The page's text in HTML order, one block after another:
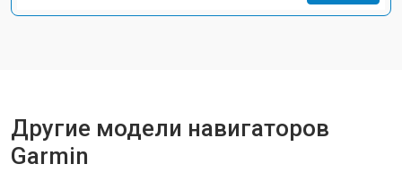
Другие модели навигаторов
Garmin